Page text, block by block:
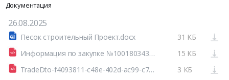
Документация
26.08.2025
Песок строительный Проект.docx
31 КБ
Информация по закупке №100180343125100123 44.html
15 КБ
TradeDto-f4093811-c48e-402d-ac99-c7d81f9ac352.xml
3 КБ